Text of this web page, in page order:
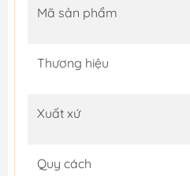
Mã sản phẩm
Thương hiệu
Xuất xứ
Quy cách